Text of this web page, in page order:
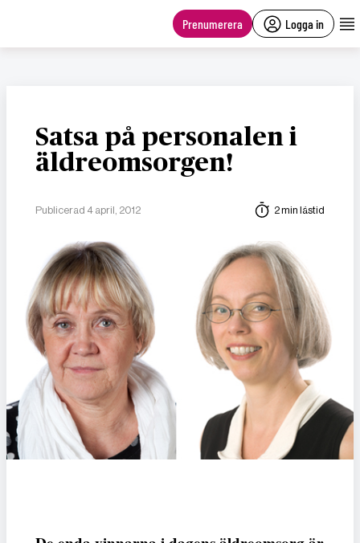
Prenumerera Logga in
Satsa på personalen i
äldreomsorgen!
Publicerad 4 april, 2012 2 min lästid